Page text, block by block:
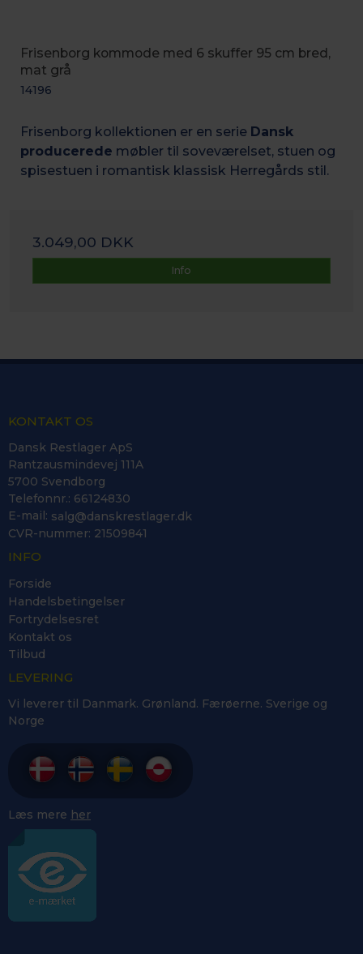
Frisenborg kommode med 6 skuffer 95 cm bred,
mat grå
14196
Frisenborg kollektionen er en serie Dansk
producerede møbler til soveværelset, stuen og
spisestuen i romantisk klassisk Herregårds stil.
3.049,00 DKK
Info
KONTAKT OS
Dansk Restlager ApS
Rantzausmindevej 111A
5700 Svendborg
Telefonnr.: 66124830
E-mail : salg@danskrestlager.dk
CVR-nummer: 21509841
INFO
Forside
Handelsbetingelser
Fortrydelsesret
Kontakt os
Tilbud
LEVERING
Vi leverer til Danmark. Grønland. Færøerne. Sverige og
Norge
Læs mere her